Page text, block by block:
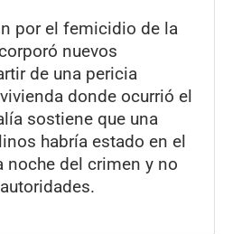
por el femicidio de la
nuevos
de una pericia
donde ocurrió el
sostiene que una
habría estado en el
noche del crimen y no